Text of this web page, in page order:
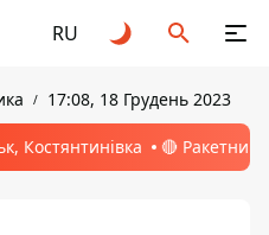
RU
17:08, 18 Грудень 2023
Костянтинівка 🔴 Ракетний